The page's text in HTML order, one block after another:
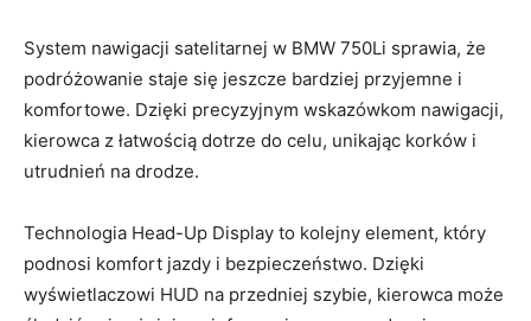
System nawigacji satelitarnej w⁣ BMW 750Li sprawia, że
⁣podróżowanie ‍staje⁤ się jeszcze bardziej przyjemne ‍i
komfortowe. Dzięki precyzyjnym wskazówkom⁤ nawigacji,
kierowca‍ z łatwością dotrze do celu, unikając korków i
utrudnień na⁤ drodze.
Technologia⁣ Head-Up‍ Display to kolejny ‌element,​ który
podnosi ‍komfort⁣ jazdy i bezpieczeństwo. Dzięki
⁤wyświetlaczowi‌ HUD na przedniej szybie, kierowca może